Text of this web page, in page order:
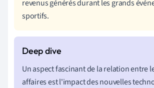
revenus générés durant les grands
sportifs.
Un aspect fascinant de la relation entre
affaires est l'impact des nouvelles